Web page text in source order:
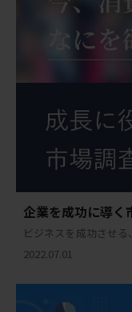
企業を成功に導く
ビジネスを成功させる
2022.07.01